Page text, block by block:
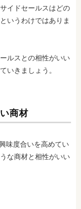
イドセールスはどの
いうわけではありま
ルスとの相性がいい
いきましょう。
商材
味度合いを高めてい
な商材と相性がいい